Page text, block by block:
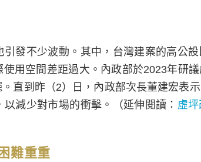
發不少波動。其中，台灣建案的高公
用空間差距過大。內政部於2023年研
直到昨（2）日，內政部次長董建宏表
減少對市場的衝擊。（延伸閱讀： 虛
難重重